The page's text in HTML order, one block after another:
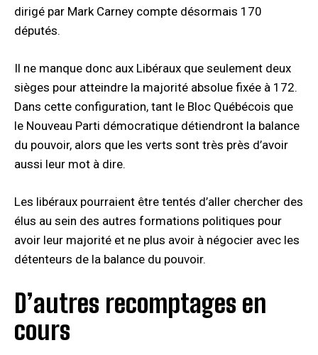
dirigé par Mark Carney compte désormais 170
députés.
Il ne manque donc aux Libéraux que seulement deux
sièges pour atteindre la majorité absolue fixée à 172.
Dans cette configuration, tant le Bloc Québécois que
le Nouveau Parti démocratique détiendront la balance
du pouvoir, alors que les verts sont très près d’avoir
aussi leur mot à dire.
Les libéraux pourraient être tentés d’aller chercher des
élus au sein des autres formations politiques pour
avoir leur majorité et ne plus avoir à négocier avec les
détenteurs de la balance du pouvoir.
D’autres recomptages en
cours